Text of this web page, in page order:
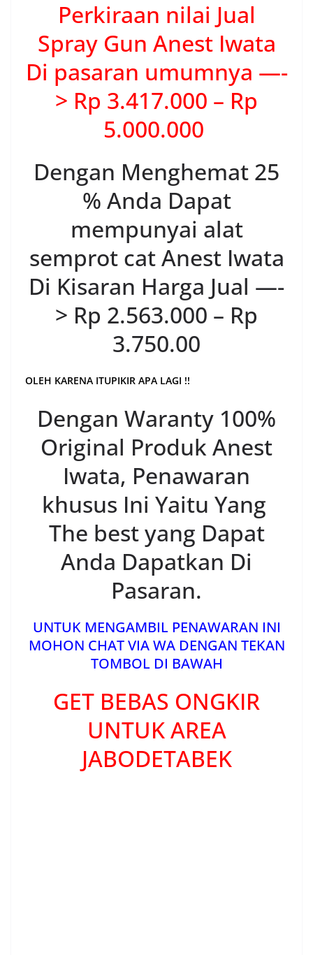
Perkiraan nilai Jual
Spray Gun Anest Iwata
Di pasaran umumnya —-
> Rp 3.417.000 – Rp
5.000.000
Dengan Menghemat 25
% Anda Dapat
mempunyai alat
semprot cat Anest Iwata
Di Kisaran Harga Jual —-
> Rp 2.563.000 – Rp
3.750.00
OLEH KARENA ITUPIKIR APA LAGI !!
Dengan Waranty 100%
Original Produk Anest
Iwata, Penawaran
khusus Ini Yaitu Yang
The best yang Dapat
Anda Dapatkan Di
Pasaran.
UNTUK MENGAMBIL PENAWARAN INI
MOHON CHAT VIA WA DENGAN TEKAN
TOMBOL DI BAWAH
GET BEBAS ONGKIR
UNTUK AREA
JABODETABEK